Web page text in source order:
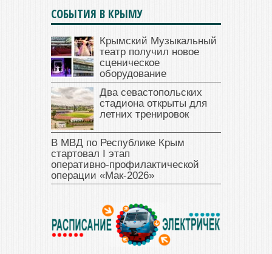
СОБЫТИЯ В КРЫМУ
Крымский Музыкальный
театр получил новое
сценическое
оборудование
Два севастопольских
стадиона открыты для
летних тренировок
В МВД по Республике Крым
стартовал I этап
оперативно‑профилактической
операции «Мак‑2026»